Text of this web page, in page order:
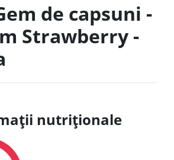
de capsuni -
Strawberry -
nutriționale